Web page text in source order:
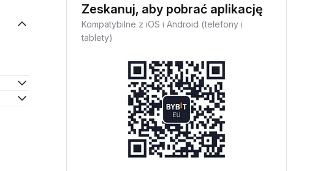
Zeskanuj, aby pobrać aplikację
Kompatybilne z iOS i Android (telefony i
tablety)